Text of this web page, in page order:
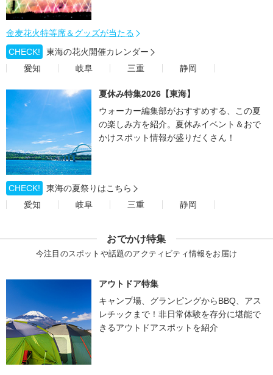
金麦花火特等席＆グッズが当たる
CHECK!
東海の花火開催カレンダー
愛知
岐阜 三重 静岡
夏休み特集2026【東海】
ウォーカー編集部がおすすめする、この夏
の楽しみ方を紹介。夏休みイベント＆おで
かけスポット情報が盛りだくさん！
CHECK!
東海の夏祭りはこちら
愛知
岐阜 三重 静岡
おでかけ特集
今注目のスポットや話題のアクティビティ情報をお届け
アウトドア特集
キャンプ場、グランピングからBBQ、アス
レチックまで！非日常体験を存分に堪能で
きるアウトドアスポットを紹介